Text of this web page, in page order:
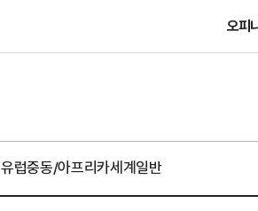
오피
유럽중동/아프리카세계일반